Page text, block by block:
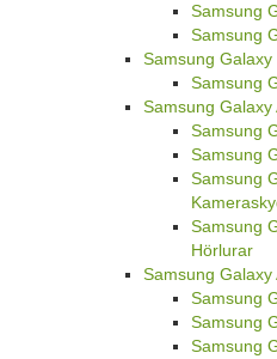
Samsung
Samsung
Samsung Galaxy
Samsung
Samsung Galaxy
Samsung
Samsung
Samsung
Samsung
Hörlurar
Samsung Galaxy
Samsung
Samsung
Samsung